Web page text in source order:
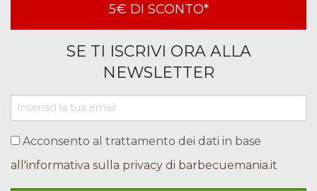
5€ DI SCONTO*
SE TI ISCRIVI ORA ALLA
NEWSLETTER
Acconsento al trattamento dei dati in base
all'informativa sulla privacy di barbecuemania.it